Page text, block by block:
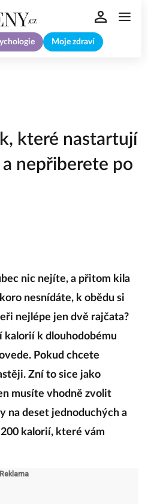
Moje zdraví
které nastartují
nepřiberete po
nic nejíte, a přitom kila
nesnídáte, k obědu si
nejlépe jen dvě rajčata?
kalorií k dlouhodobému
Pokud chcete
Zní to sice jako
musíte vhodně zvolit
na deset jednoduchých a
kalorií, které vám